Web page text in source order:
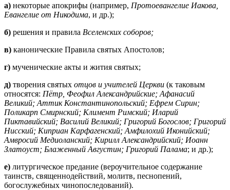
а) некоторые апокрифы (например, Протоевангелие Иакова,
Евангелие от Никодима, и др.);
б) решения и правила Вселенских соборов;
в) канонические Правила святых Апостолов;
г) мученические акты и жития святых;
д) творения святых отцов и учителей Церкви (к таковым
относятся: Пётр, Феофил Александрийские; Афанасий
Великий; Аттик Константинопольский; Ефрем Сирин;
Поликарп Смирнский; Климент Римский; Иларий
Пиктавийский; Василий Великий; Григорий Богослов; Григорий
Нисский; Киприан Карфагенский; Амфилохий Иконийский;
Амвросий Медиоланский; Кирилл Александрийский; Иоанн
Златоуст; Блаженный Августин; Григорий Палама; и др.);
е) литургическое предание (вероучительное содержание
таинств, священнодействий, молитв, песнопений,
богослужебных чинопоследований).